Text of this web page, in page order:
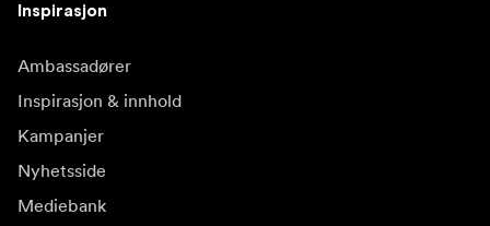
Inspirasjon
Ambassadører
Inspirasjon & innhold
Kampanjer
Nyhetsside
Mediebank